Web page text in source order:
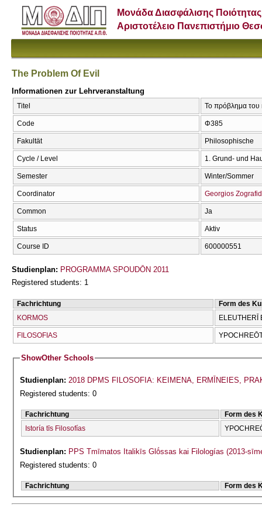
Μονάδα Διασφάλισης Ποιότητας
Αριστοτέλειο Πανεπιστήμιο
The Problem Of Evil
Informationen zur Lehrveranstaltung
Titel Το πρόβλημα του
Code Φ385
Fakultät Philosophische
Cycle / Level 1. Grund- und
Semester Winter/Sommer
Coordinator Georgios
Common Ja
Status Aktiv
Course ID 600000551
Studienplan: PROGRAMMA SPOUDŌN 2011
Registered students: 1
Fachrichtung
Form des
KORMOS
ELEUTHERĪ
FILOSOFIAS
ShowOther Schools
Studienplan:2018 DPMS FILOSOFIA: KEIMENA, ERMĪNEIES,
Registered students: 0
Fachrichtung
Form des
Istoría tīs Filosofías
Studienplan: PPS Tmīmatos Italikīs Glṓssas kai Filologías (2013-
Registered students: 0
Fachrichtung Form des